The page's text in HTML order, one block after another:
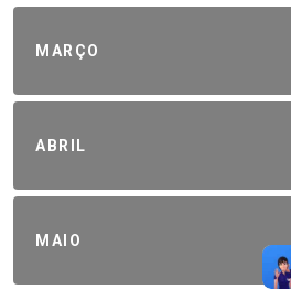
MARÇO
ABRIL
MAIO